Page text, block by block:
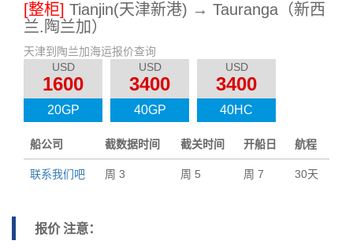
[整柜] Tianjin(天津新港) → Tauranga（新西
兰.陶兰加）
天津到陶兰加海运报价查询
USD
1600
20GP
USD
3400
40GP
USD
3400
40HC
船公司 截数据时间 截关时间 开船日 航程
联系我们吧 周 3 周 5 周 7 30天
报价 注意：